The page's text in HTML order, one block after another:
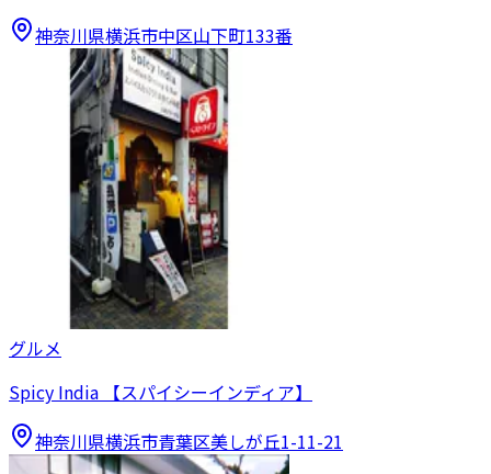
神奈川県横浜市中区山下町133番
グルメ
Spicy India 【スパイシーインディア】
神奈川県横浜市青葉区美しが丘1-11-21